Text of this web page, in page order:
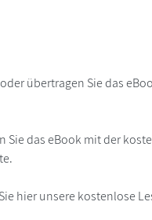
übertragen Sie das
das eBook mit der
hier unsere kostenlose